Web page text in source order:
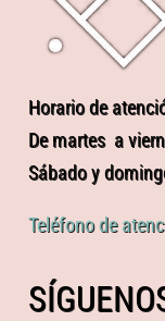
Horario de
De martes a
Sábado y
Teléfono de